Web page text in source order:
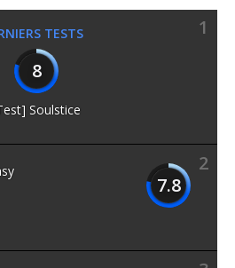
TESTS
1
8
Soulstice
2
7.8